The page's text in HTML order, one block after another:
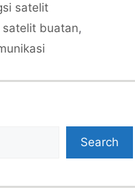
satelit
satelit buatan,
Search